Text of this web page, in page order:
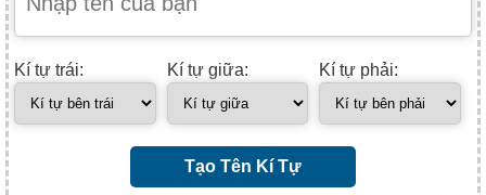
Kí tự trái: Kí tự giữa: Kí tự phải:
Tạo Tên Kí Tự